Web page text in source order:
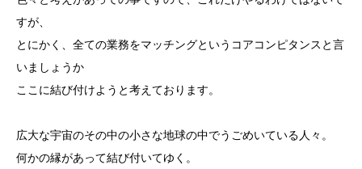
すが、
とにかく、全ての業務をマッチングというコアコンピタンスと言
いましょうか
ここに結び付けようと考えております。
広大な宇宙のその中の小さな地球の中でうごめいている人々。
何かの縁があって結び付いてゆく。